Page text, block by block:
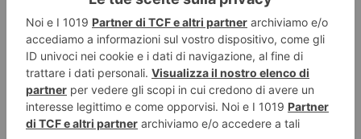
Emergenza idrica, Piemonte e Liguria puntano sugli invasi
«Opere strategiche di interesse nazionale» L’emergenza acqua e la
necessità di programmare nuove infrastrutture per garantire